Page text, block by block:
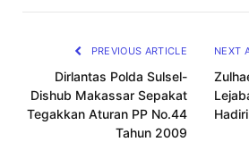
PREVIOUS ARTICLE
Dirlantas Polda Sulsel-
Dishub Makassar Sepakat
Tegakkan Aturan PP No.44
Tahun 2009
NEXT